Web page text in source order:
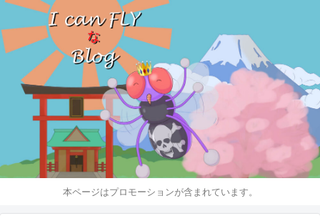
本ページはプロモーションが含まれています。